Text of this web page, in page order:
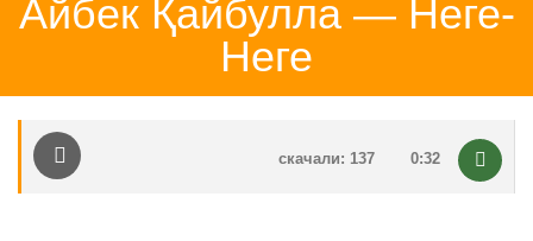
Айбек Қайбулла — Неге-
Неге
0:32
скачали: 137